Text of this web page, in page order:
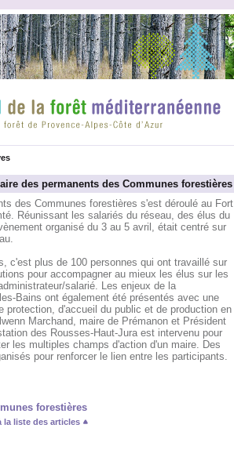
des permanents des Communes forestières
des Communes forestières s'est déroulé au Fort
Réunissant les salariés du réseau, des élus du
organisé du 3 au 5 avril, était centré sur
c'est plus de 100 personnes qui ont travaillé sur
pour accompagner au mieux les élus sur les
salarié. Les enjeux de la
Bains ont également été présentés avec une
protection, d'accueil du public et de production en
Marchand, maire de Prémanon et Président
des Rousses-Haut-Jura est intervenu pour
les multiples champs d'action d'un maire. Des
pour renforcer le lien entre les participants.
forestières
la liste des articles